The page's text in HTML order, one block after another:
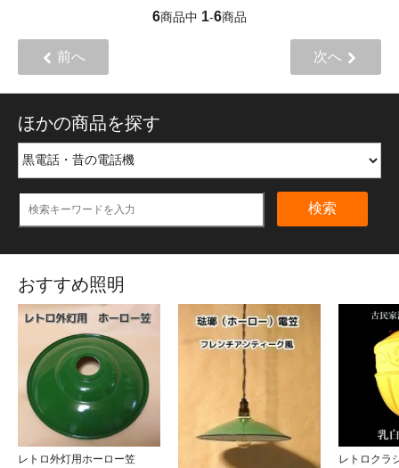
6商品中 1-6商品
前へ 次へ
ほかの商品を探す
検索
おすすめ照明
レトロ外灯用ホーロー笠
レトロクラ